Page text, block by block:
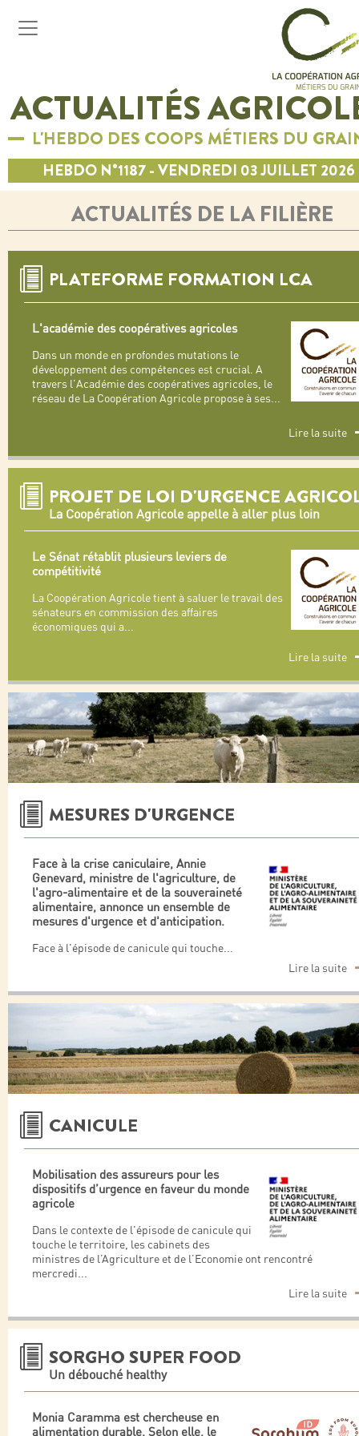
ACTUALITÉS
L'HEBDO DES COOPS MÉTIERS DU
HEBDO N°1187 - VENDREDI 03 JUILLET 2026
ACTUALITÉS DE LA FILIÈRE
PLATEFORME FORMATION LCA
L'académie des coopératives agricoles
Dans un monde en profondes mutations le
développement des compétences est crucial. A
travers l'Académie des coopératives agricoles, le
réseau de La Coopération Agricole propose à ses...
Lire la suite
PROJET DE LOI D'URGENCE
La Coopération Agricole appelle à aller plus loin
Le Sénat rétablit plusieurs leviers de
compétitivité
La Coopération Agricole tient à saluer le travail des
sénateurs en commission des affaires
économiques qui a...
Lire la suite
MESURES D'URGENCE
Face à la crise caniculaire, Annie
Genevard, ministre de l'agriculture, de
l'agro-alimentaire et de la souveraineté
alimentaire, annonce un ensemble de
mesures d'urgence et d'anticipation.
Face à l'épisode de canicule qui touche...
Lire la suite
CANICULE
Mobilisation des assureurs pour les
dispositifs d’urgence en faveur du monde
agricole
Dans le contexte de l'épisode de canicule qui
touche le territoire, les cabinets des
ministres de l’Agriculture et de l’Economie ont rencontré
mercredi...
Lire la suite
SORGHO SUPER FOOD
Un débouché healthy
Monia Caramma est chercheuse en
alimentation durable. Selon elle, le